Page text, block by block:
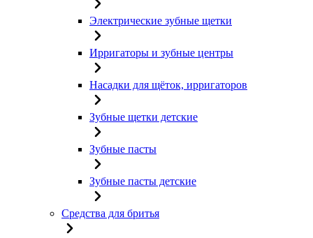
Электрические зубные щетки
Ирригаторы и зубные центры
Насадки для щёток, ирригаторов
Зубные щетки детские
Зубные пасты
Зубные пасты детские
Средства для бритья